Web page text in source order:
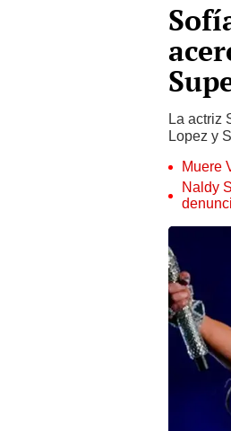
La actriz
Lopez y
Muere
Naldy